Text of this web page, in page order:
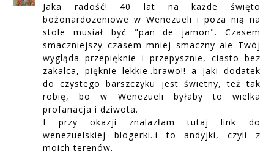
Jaka radość! 40 lat na każde święto
bożonardozeniowe w Wenezueli i poza nią na
stole musiał być "pan de jamon". Czasem
smaczniejszy czasem mniej smaczny ale Twój
wygląda przepięknie i przepysznie, ciasto bez
zakalca, pięknie lekkie..brawo!! a jaki dodatek
do czystego barszczyku jest świetny, też tak
robię, bo w Wenezueli byłaby to wielka
profanacja i dziwota.
I przy okazji znalazłam tutaj link do
wenezuelskiej blogerki..i to andyjki, czyli z
moich terenów.